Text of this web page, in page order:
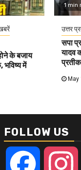
के बजाय
में
1 min
उत्तर
सपा
यादव
प्रतीक
May
FOLLOW US
Facebook